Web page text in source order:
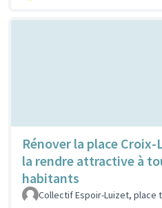
Rénover la place
la rendre attractive à
habitants
Collectif Espoir-Luizet, place